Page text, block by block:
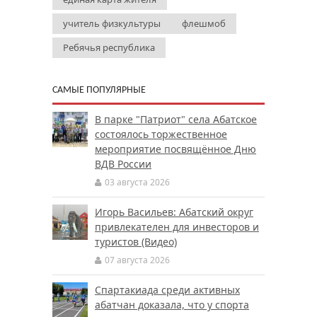
учитель физкультуры
флешмоб
Ребячья республика
САМЫЕ ПОПУЛЯРНЫЕ
В парке "Патриот" села Абатское
состоялось торжественное
мероприятие посвящённое Дню
ВДВ России
03 августа 2026
Игорь Васильев: Абатский округ
привлекателен для инвесторов и
туристов (Видео)
07 августа 2026
Спартакиада среди активных
абатчан доказала, что у спорта